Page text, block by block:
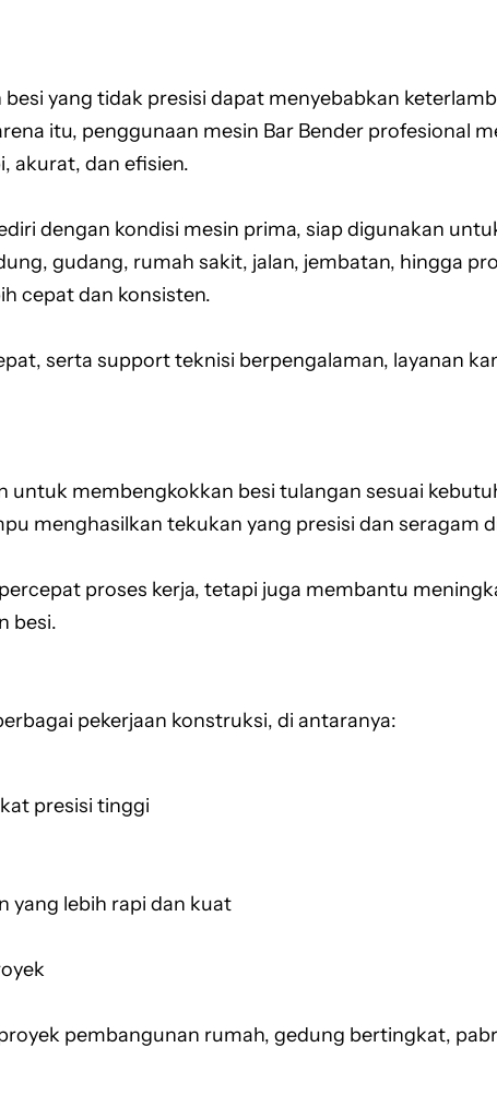
yang tidak presisi dapat menyebabkan
itu, penggunaan mesin Bar Bender profesional
akurat, dan efisien.
dengan kondisi mesin prima, siap digunakan
gudang, rumah sakit, jalan, jembatan, hingga
cepat dan konsisten.
serta support teknisi berpengalaman, layanan
untuk membengkokkan besi tulangan sesuai
menghasilkan tekukan yang presisi dan seragam
proses kerja, tetapi juga membantu
besi.
pekerjaan konstruksi, di antaranya:
presisi tinggi
yang lebih rapi dan kuat
pembangunan rumah, gedung bertingkat,